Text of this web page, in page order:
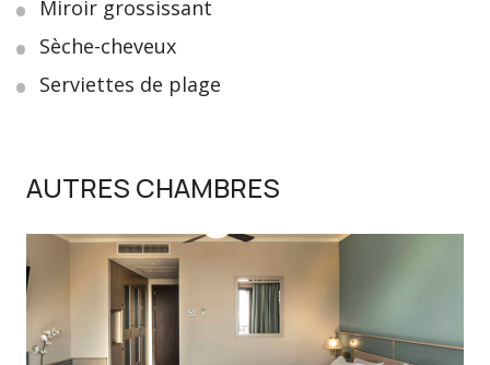
Miroir grossissant
Sèche-cheveux
Serviettes de plage
AUTRES CHAMBRES